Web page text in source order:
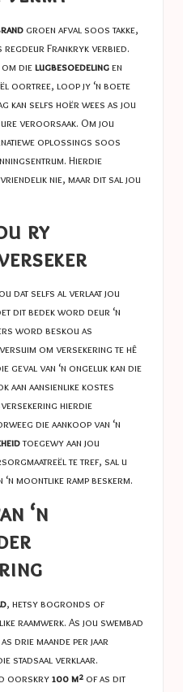
groen afval soos takke,
Frankryk verbied.
dielugbesoedelingen
oortree, loop jy ‘n boete
kan selfs hoër wees as jou
veroorsaak. Om jou
oplossings soos
Hierdie
nie, maar dit sal jou
ry
dat selfs al verlaat jou
dit bedek word deur ‘n
word beskou as
om versekering te hê
geval van ‘n ongeluk kan die
aan aansienlike kostes
hierdie
die aankoop van ‘n
toegewy aan jou
te tref, sal u
moontlike ramp beskerm.
‘n
, hetsy bogronds of
raamwerk. As jou swembad
drie maande per jaar
stadsaal verklaar.
oorskry100 m² of as dit